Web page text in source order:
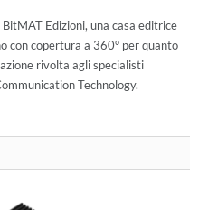
Edizioni, una casa editrice
con copertura a 360° per quanto
rivolta agli specialisti
Technology.